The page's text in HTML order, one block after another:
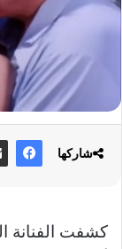
كشفت الفنانة
شاركها